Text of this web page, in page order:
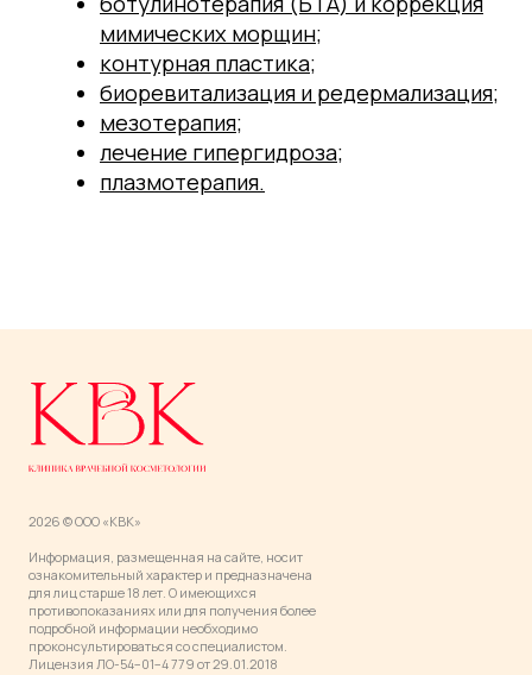
2026 © ООО «КВК»
Информация, размещенная на сайте, носит
ознакомительный характер и предназначена
для лиц старше 18 лет. О имеющихся
противопоказаниях или для получения более
подробной информации необходимо
проконсультироваться со специалистом.
Лицензия ЛО-54−01−4 779 от 29.01.2018